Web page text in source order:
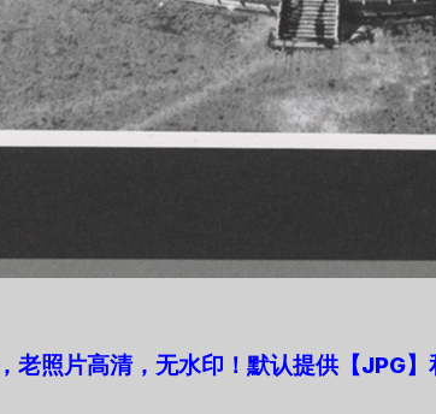
老照片高清，无水印！默认提供【JPG